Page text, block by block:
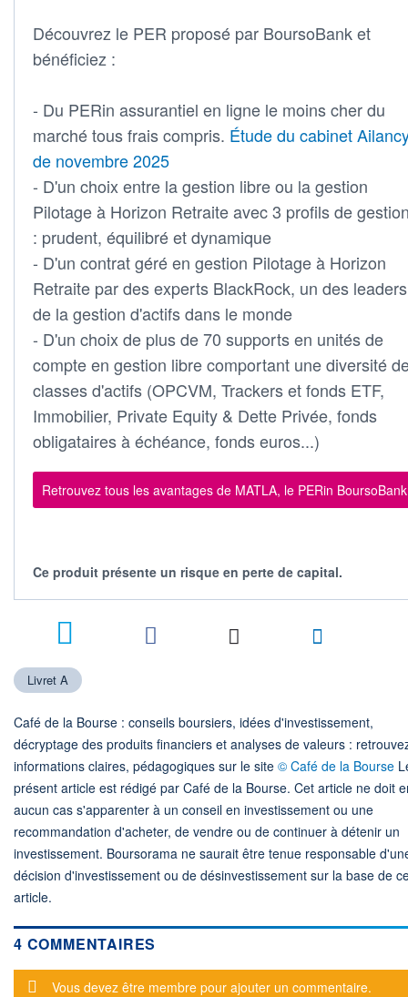
Découvrez le PER proposé par BoursoBank et
bénéficiez :
- Du PERin assurantiel en ligne le moins cher du
marché tous frais compris. Étude du cabinet
de novembre 2025
- D'un choix entre la gestion libre ou la gestion
Pilotage à Horizon Retraite avec 3 profils de
: prudent, équilibré et dynamique
- D'un contrat géré en gestion Pilotage à Horizon
Retraite par des experts BlackRock, un des leaders
de la gestion d'actifs dans le monde
- D'un choix de plus de 70 supports en unités de
compte en gestion libre comportant une diversité
classes d'actifs (OPCVM, Trackers et fonds ETF,
Immobilier, Private Equity & Dette Privée, fonds
obligataires à échéance, fonds euros...)
Retrouvez tous les avantages de MATLA, le PERin BoursoBank
Ce produit présente un risque en perte de capital.
Livret A
Café de la Bourse : conseils boursiers, idées d'investissement,
décryptage des produits financiers et analyses de valeurs :
informations claires, pédagogiques sur le site © Café de la Bourse
présent article est rédigé par Café de la Bourse. Cet article ne doit
aucun cas s'apparenter à un conseil en investissement ou une
recommandation d'acheter, de vendre ou de continuer à détenir un
investissement. Boursorama ne saurait être tenue responsable
décision d'investissement ou de désinvestissement sur la base de
article.
4 COMMENTAIRES
Message d'alerte
Vous devez être membre pour ajouter un commentaire.